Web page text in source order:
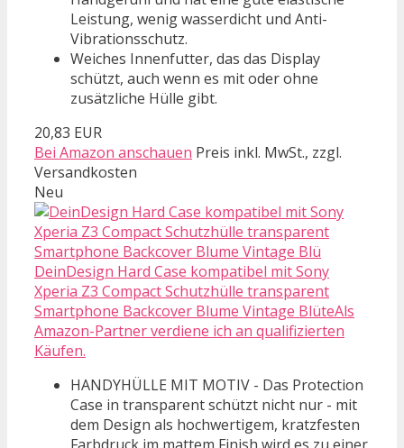
Leistung, wenig wasserdicht und Anti-
Vibrationsschutz.
Weiches Innenfutter, das das Display
schützt, auch wenn es mit oder ohne
zusätzliche Hülle gibt.
20,83 EUR
Bei Amazon anschauen Preis inkl. MwSt., zzgl.
Versandkosten
Neu
DeinDesign Hard Case kompatibel mit Sony
Xperia Z3 Compact Schutzhülle transparent
Smartphone Backcover Blume Vintage BlüteAls
Amazon-Partner verdiene ich an qualifizierten
Käufen.
HANDYHÜLLE MIT MOTIV - Das Protection
Case in transparent schützt nicht nur - mit
dem Design als hochwertigem, kratzfesten